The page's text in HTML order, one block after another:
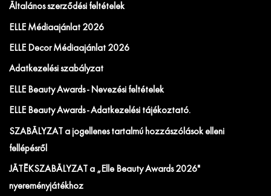
Általános szerződési feltételek
ELLE Médiaajánlat 2026
ELLE Decor Médiaajánlat 2026
Adatkezelési szabályzat
ELLE Beauty Awards - Nevezési feltételek
ELLE Beauty Awards - Adatkezelési tájékoztató.
SZABÁLYZAT a jogellenes tartalmú hozzászólások elleni
fellépésről
JÁTÉKSZABÁLYZAT a „Elle Beauty Awards 2026"
nyereményjátékhoz